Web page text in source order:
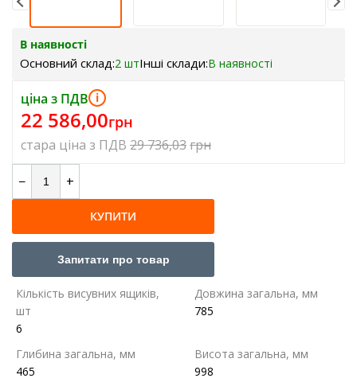
В наявності
Основний склад:2 штІнші склади:В наявності
ціна з ПДВ i
22 586,00грн
cтара ціна з ПДВ 29 736,03грн
− +
КУПИТИ
Запитати про товар
Кількість висувних ящиків,
шт
6
Довжина загальна, мм
785
Глибина загальна, мм
465
Висота загальна, мм
998